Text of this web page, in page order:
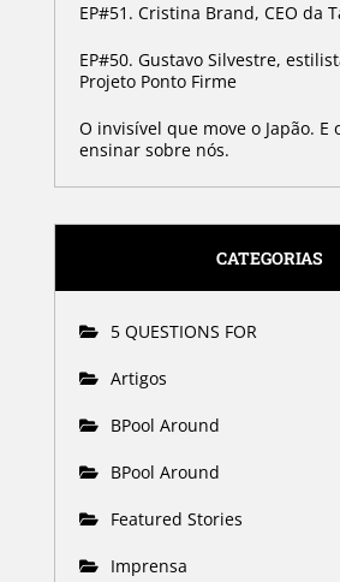
EP#51. Cristina Brand, CEO da
EP#50. Gustavo Silvestre,
Projeto Ponto Firme
O invisível que move o Japão. E
ensinar sobre nós.
CATEGORIAS
5 QUESTIONS FOR
Artigos
BPool Around
BPool Around
Featured Stories
Imprensa